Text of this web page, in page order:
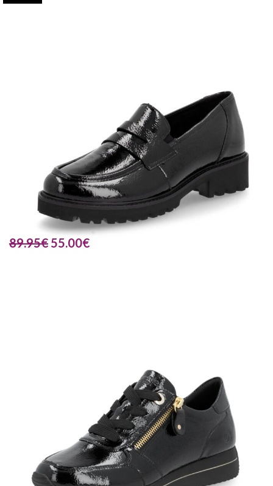
89.95€ 55.00€